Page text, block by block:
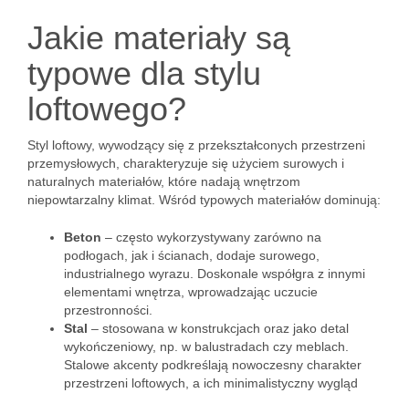
Jakie materiały są
typowe dla stylu
loftowego?
Styl loftowy, wywodzący się z przekształconych przestrzeni
przemysłowych, charakteryzuje się użyciem surowych i
naturalnych materiałów, które nadają wnętrzom
niepowtarzalny klimat. Wśród typowych materiałów dominują:
Beton – często wykorzystywany zarówno na
podłogach, jak i ścianach, dodaje surowego,
industrialnego wyrazu. Doskonale współgra z innymi
elementami wnętrza, wprowadzając uczucie
przestronności.
Stal – stosowana w konstrukcjach oraz jako detal
wykończeniowy, np. w balustradach czy meblach.
Stalowe akcenty podkreślają nowoczesny charakter
przestrzeni loftowych, a ich minimalistyczny wygląd